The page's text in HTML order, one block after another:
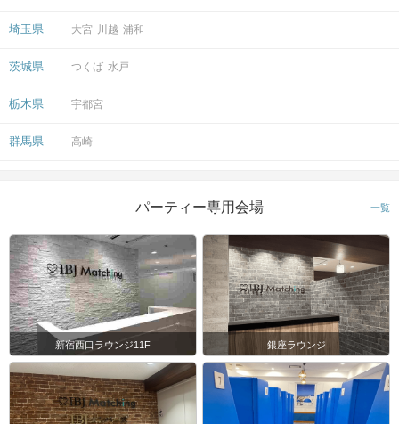
埼玉県 大宮 川越 浦和
茨城県 つくば 水戸
栃木県 宇都宮
群馬県 高崎
パーティー専用会場 一覧
新宿西口ラウンジ11F 銀座ラウンジ